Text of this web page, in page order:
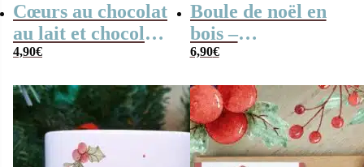
Cœurs au chocolat
au lait et chocolat
noir praliné x8
soeur” – Cadeau
Noël
4,90€
Boule de noël en
bois –
Personnalisé avec
– Cloche de Noël
6,90€